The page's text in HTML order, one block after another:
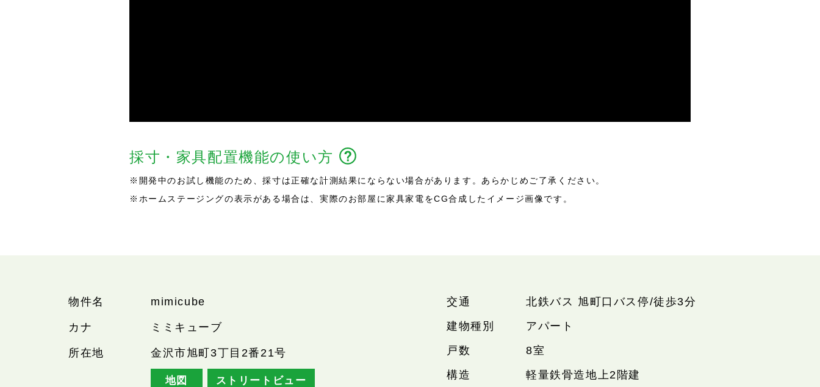
採寸・家具配置機能の使い方
※開発中のお試し機能のため、採寸は正確な計測結果にならない場合があります。あらかじめご了承ください。
※ホームステージングの表示がある場合は、実際のお部屋に家具家電をCG合成したイメージ画像です。
物件名 mimicube
カナ ミミキューブ
所在地 金沢市旭町3丁目2番21号
地図 ストリートビュー
交通
北鉄バス 旭町口バス停/徒歩3分
建物種別
アパート
戸数
8室
構造
軽量鉄骨造地上2階建